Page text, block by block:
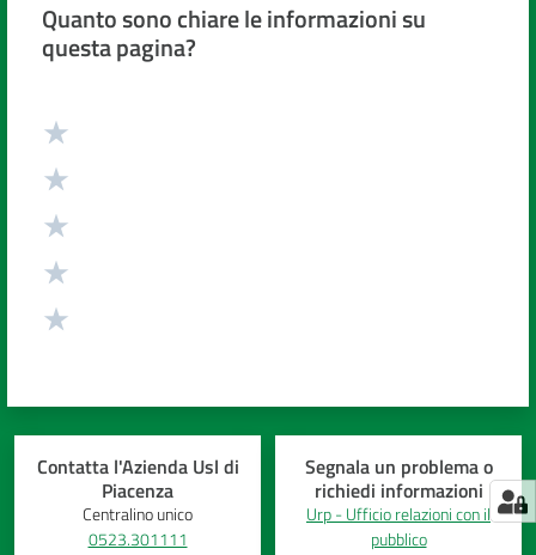
Quanto sono chiare le informazioni su
questa pagina?
Contatta l'Azienda Usl di
Piacenza
Centralino unico
0523.301111
Segnala un problema o
richiedi informazioni
Urp - Ufficio relazioni con il
pubblico